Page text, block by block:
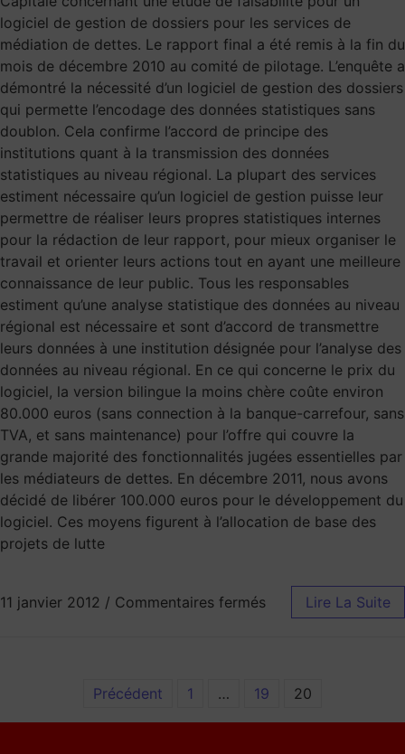
logiciel de gestion de dossiers pour les services de
médiation de dettes. Le rapport final a été remis à la fin du
mois de décembre 2010 au comité de pilotage. L’enquête a
démontré la nécessité d’un logiciel de gestion des dossiers
qui permette l’encodage des données statistiques sans
doublon. Cela confirme l’accord de principe des
institutions quant à la transmission des données
statistiques au niveau régional. La plupart des services
estiment nécessaire qu’un logiciel de gestion puisse leur
permettre de réaliser leurs propres statistiques internes
pour la rédaction de leur rapport, pour mieux organiser le
travail et orienter leurs actions tout en ayant une meilleure
connaissance de leur public. Tous les responsables
estiment qu’une analyse statistique des données au niveau
régional est nécessaire et sont d’accord de transmettre
leurs données à une institution désignée pour l’analyse des
données au niveau régional. En ce qui concerne le prix du
logiciel, la version bilingue la moins chère coûte environ
80.000 euros (sans connection à la banque-carrefour, sans
TVA, et sans maintenance) pour l’offre qui couvre la
grande majorité des fonctionnalités jugées essentielles par
les médiateurs de dettes. En décembre 2011, nous avons
décidé de libérer 100.000 euros pour le développement du
logiciel. Ces moyens figurent à l’allocation de base des
projets de lutte
11 janvier 2012 / Commentaires fermés Lire La Suite
Précédent 1 … 19 20